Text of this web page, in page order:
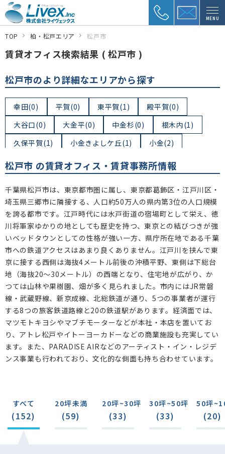
MENU
TOP 柏・松戸エリア 松戸市
賃貸オフィス検索結果 ( 松戸市 )
松戸市のより詳細なエリアから探す
幸田(0) 平賀(0) 東平賀(1)
殿平賀(0)
大谷口(0)
大金平(0) 中金杉(0)
根木内(1)
久保平賀(1)
小金きよしケ丘(1)
小金(2)
小金上総町(0)
小金清志町(0)
幸谷(0)
八ケ崎緑町(0)
中和倉(0) 三ケ月(0)
二ツ木(0)
二ツ木二葉町(0)
横須賀(0)
新松戸北(0)
新松戸東(0)
新松戸(22)
新松戸南(0)
大谷口新田(0)
高柳新田(0) 高柳(0)
六高台(1)
六実(3)
六高台西(0) 五香六実(0)
五香南(2)
五香(2)
松飛台(0) 串崎南町(0)
串崎新田(0)
初富飛地(0)
五香西(0) 紙敷(2)
高塚新田(8)
秋山(1)
大橋(2) 東松戸(1)
稔台(10)
和名ケ谷(0)
松戸新田(3) 仲井町(3)
野菊野(0)
金ケ作(2)
千駄堀(0) 日暮(11)
河原塚(0)
常盤平西窪町(0)
牧の原(0)
七右衛門新田(0)
主水新田(0)
松戸市 の賃貸オフィス・賃貸事務所情報
千葉県松戸市は、東京都市圏に属し、東京都葛飾区・江戸川区・
埼玉県三郷市に隣接する、人口約50万人の県内第3位の人口規模
を誇る都市です。江戸時代には水戸街道の宿場町として栄え、徳
川将軍家ゆかりの地としても歴史を持つ、東京との結びつきが強
いベッドタウンとしての性格が強い一方、県庁所在地である千葉
市への鉄道アクセスはあまり良くありません。江戸川を挟んで東
京に接する西側は海抜4メートル前後の沖積平野、東側は下総台
地（海抜20～30メートル）の西端となり、住宅地が広がり、か
つては山林や果樹園、畑が多く見られました。市内にはJR常磐
線・武蔵野線、新京成線、北総鉄道が通り、5つの事業者が運行
する8つの旅客鉄道路線と20の鉄道駅があります。経済面では、
マツモトキヨシやマブチモーターなどが本社・本店を置いてお
り、アトレ松戸やイトーヨーカドーなどの商業施設も充実してい
ます。また、PARADISE AIRなどのアーティスト・イン・レジデ
ンス事業も行われており、文化的な側面も持ち合わせています。
すべて
(152)
20坪未満
(59)
20坪~30坪
(33)
30坪~50坪
(33)
50坪
(20)